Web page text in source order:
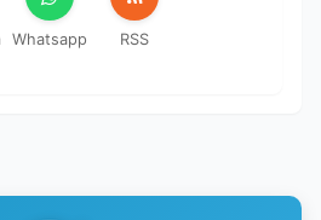
Whatsapp RSS